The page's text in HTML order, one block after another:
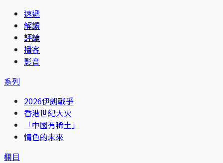
速遞
解讀
評論
播客
影音
系列
2026伊朗戰爭
香港世紀大火
「中國有稀土」
情色的未來
欄目